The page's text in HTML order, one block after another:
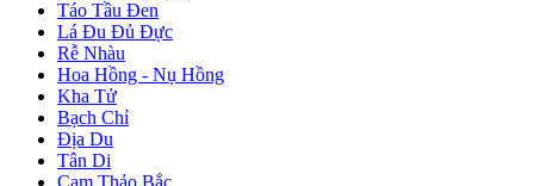
Táo Tầu Đen
Lá Đu Đủ Đực
Rễ Nhàu
Hoa Hồng - Nụ Hồng
Kha Tử
Bạch Chỉ
Địa Du
Tân Di
Cam Thảo Bắc